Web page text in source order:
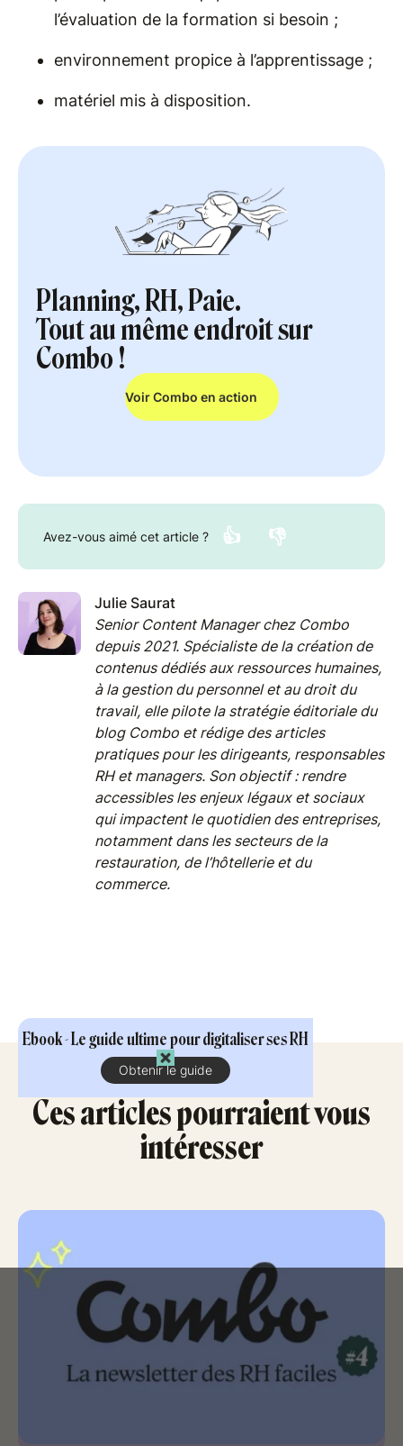
Ebook - Le guide ultime pour digitaliser ses RH
Obtenir le guide
l’évaluation de la formation si besoin ;
environnement propice à l’apprentissage ;
matériel mis à disposition.
Planning, RH, Paie.
Tout au même endroit sur
Combo !
Voir Combo en action
Avez-vous aimé cet article ? 👍 👎
Julie Saurat
Senior Content Manager chez Combo
depuis 2021. Spécialiste de la création de
contenus dédiés aux ressources humaines,
à la gestion du personnel et au droit du
travail, elle pilote la stratégie éditoriale du
blog Combo et rédige des articles
pratiques pour les dirigeants, responsables
RH et managers. Son objectif : rendre
accessibles les enjeux légaux et sociaux
qui impactent le quotidien des entreprises,
notamment dans les secteurs de la
restauration, de l’hôtellerie et du
commerce.
Ces articles pourraient vous
intéresser